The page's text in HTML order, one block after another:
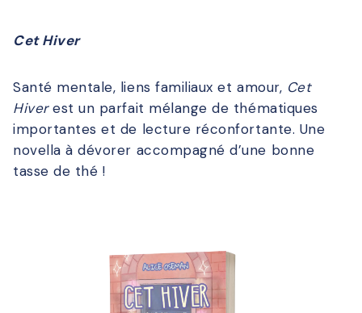
Cet Hiver
Santé mentale, liens familiaux et amour, Cet
Hiverest un parfait mélange de thématiques
importantes et de lecture réconfortante. Une
novella à dévorer accompagné d’une bonne
tasse de thé !